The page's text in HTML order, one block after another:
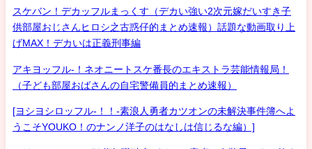
スケバン！デカッフルまっくす（デカい強い2次元嫁だいすき子
供部屋おじさんヒロシ之古惑仔的まとめ速報）話題な動画取り上
げMAX！デカいは正義刑事編
アキヨッフル-！ネオニートスケ番長のエキストラ芸能情報局！
（子ども部屋おばさんの自宅警備員的まとめ速報）
[ヨシヨシロッフル-！！-素浪人勇者カツオンの未解決事件簿へよ
うこそYOUKO！のナンノ洋子のはなしは信じるな編）]